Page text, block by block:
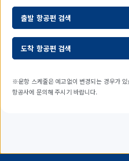
출발 항공편 검색
도착 항공편 검색
※운항 스케줄은 예고없이 변경되는 경우가
항공사에 문의해 주시기 바랍니다.